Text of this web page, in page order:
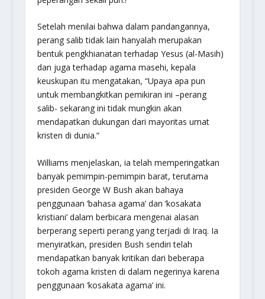
Setelah menilai bahwa dalam pandangannya,
perang salib tidak lain hanyalah merupakan
bentuk pengkhianatan terhadap Yesus (al-Masih)
dan juga terhadap agama masehi, kepala
keuskupan itu mengatakan, “Upaya apa pun
untuk membangkitkan pemikiran ini –perang
salib- sekarang ini tidak mungkin akan
mendapatkan dukungan dari mayoritas umat
kristen di dunia.”
Williams menjelaskan, ia telah memperingatkan
banyak pemimpin-pemimpin barat, terutama
presiden George W Bush akan bahaya
penggunaan ‘bahasa agama’ dan ‘kosakata
kristiani’ dalam berbicara mengenai alasan
berperang seperti perang yang terjadi di Iraq. Ia
menyiratkan, presiden Bush sendiri telah
mendapatkan banyak kritikan dari beberapa
tokoh agama kristen di dalam negerinya karena
penggunaan ‘kosakata agama’ ini.